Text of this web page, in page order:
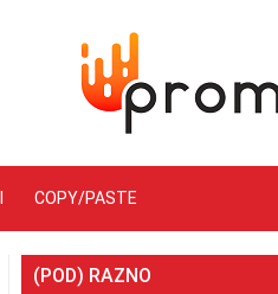
COPY/PASTE
(POD) RAZNO